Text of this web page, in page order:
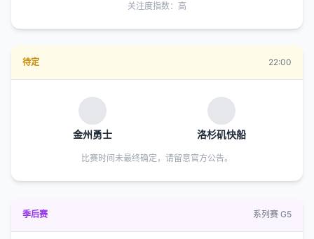
关注度指数：高
待定 22:00
金州勇士 洛杉矶快船
比赛时间未最终确定，请留意官方公告。
季后赛 系列赛 G5